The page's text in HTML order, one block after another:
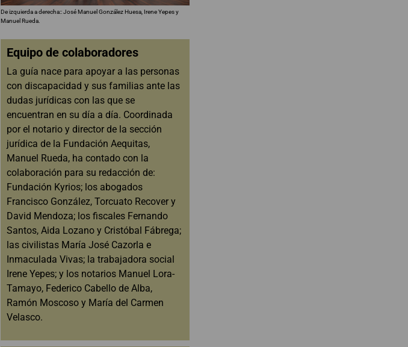
De izquierda a derecha:: José Manuel González Huesa, Irene Yepes y
Manuel Rueda.
Equipo de colaboradores
La guía nace para apoyar a las personas
con discapacidad y sus familias ante las
dudas jurídicas con las que se
encuentran en su día a día. Coordinada
por el notario y director de la sección
jurídica de la Fundación Aequitas,
Manuel Rueda, ha contado con la
colaboración para su redacción de:
Fundación Kyrios; los abogados
Francisco González, Torcuato Recover y
David Mendoza; los fiscales Fernando
Santos, Aida Lozano y Cristóbal Fábrega;
las civilistas María José Cazorla e
Inmaculada Vivas; la trabajadora social
Irene Yepes; y los notarios Manuel Lora-
Tamayo, Federico Cabello de Alba,
Ramón Moscoso y María del Carmen
Velasco.